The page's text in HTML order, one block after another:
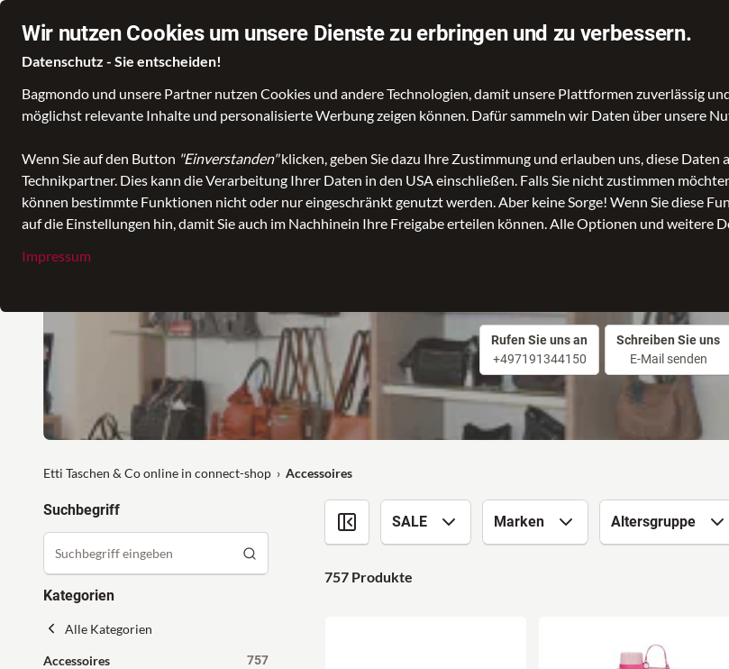
Wir nutzen Cookies um unsere Dienste zu erbringen und zu verbessern.
Datenschutz - Sie entscheiden!
Bagmondo und unsere Partner nutzen Cookies und andere Technologien, damit unsere Plattformen zuverlässig
möglichst relevante Inhalte und personalisierte Werbung zeigen können. Dafür sammeln wir Daten über unsere
Wenn Sie auf den Button "Einverstanden"klicken, geben Sie dazu Ihre Zustimmung und erlauben uns, diese
Technikpartner. Dies kann die Verarbeitung Ihrer Daten in den USA einschließen. Falls Sie nicht zustimmen
können bestimmte Funktionen nicht oder nur eingeschränkt genutzt werden. Aber keine Sorge! Wenn Sie diese
auf die Einstellungen hin, damit Sie auch im Nachhinein Ihre Freigabe erteilen können. Alle Optionen und weitere
Impressum
Accessoires
Rufen Sie uns an
+497191344150
Schreiben Sie uns
E-Mail senden
Etti Taschen & Co online in connect-shop Accessoires
Suchbegriff
Kategorien
Alle Kategorien
Accessoires 757
SALE Marken Altersgruppe
757 Produkte